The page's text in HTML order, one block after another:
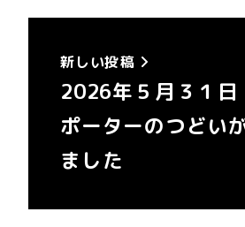
新しい投稿
2026年５月３１日
ポーターのつどい
ました